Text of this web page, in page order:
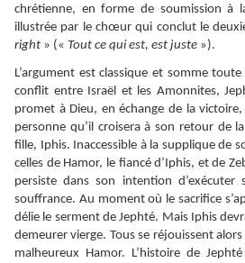
chrétienne, en forme de soumission à
illustrée par le chœur qui conclut le
right » (« Tout ce qui est, est juste »).
L’argument est classique et somme
conflit entre Israël et les Amonnites,
promet à Dieu, en échange de la
personne qu’il croisera à son retour de
fille, Iphis. Inaccessible à la supplique de
celles de Hamor, le fiancé d’Iphis, et de
persiste dans son intention
souffrance. Au moment où le sacrifice
délie le serment de Jephté. Mais Iphis
demeurer vierge. Tous se réjouissent
malheureux Hamor. L’histoire de